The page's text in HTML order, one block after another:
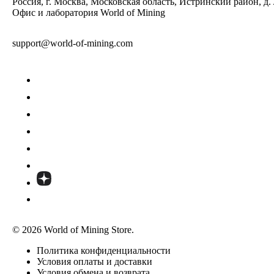
Офис и лаборатория World of Mining
support@world-of-mining.com
© 2026 World of Mining Store.
Политика конфиденциальности
Условия оплаты и доставки